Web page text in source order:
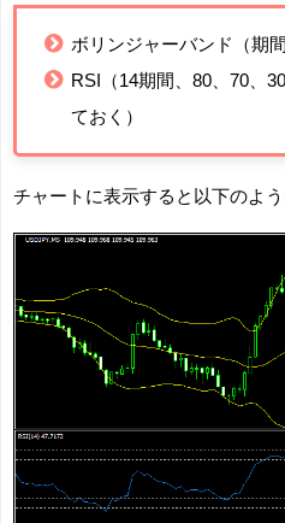
ボリンジャーバンド（期
RSI（14期間、80、70、
ておく）
チャートに表示すると以下のよう